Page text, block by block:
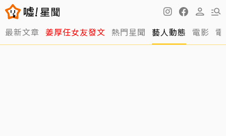
最新文章 姜厚任女友發文 熱門星聞 藝人動態 電影